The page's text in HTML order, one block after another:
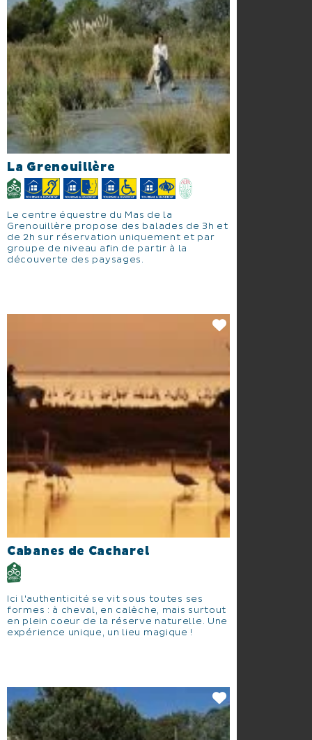
La Grenouillère
Le centre équestre du Mas de la
Grenouillère propose des balades de 3h et
de 2h sur réservation uniquement et par
groupe de niveau afin de partir à la
découverte des paysages.
Cabanes de Cacharel
Ici l'authenticité se vit sous toutes ses
formes : à cheval, en calèche, mais surtout
en plein coeur de la réserve naturelle. Une
expérience unique, un lieu magique !